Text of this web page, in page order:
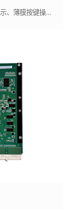
产品特点：控制面板采用微处理器技术，LED指示、薄膜按键操作，外形美观，指示清晰,控制面板具有支持桥楼自动化系统的扩展接口